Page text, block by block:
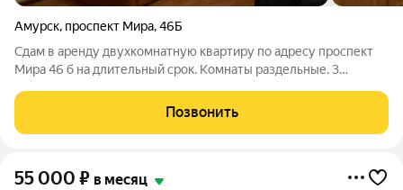
Амурск, проспект Мира,46Б
Сдам в аренду двухкомнатную квартиру по адресу проспект
Мира 46 б на длительный срок. Комнаты раздельные. 3
Стоимость 30000 в месяц, коммунальные платежи включены
В шаговой доступности магазины
Позвонить
55 000 ₽ в месяц